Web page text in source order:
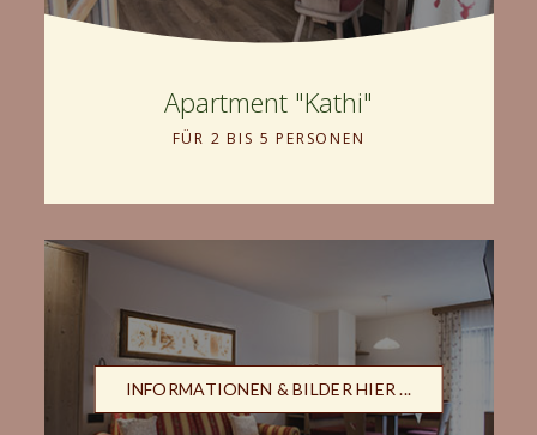
Apartment "Kathi"
FÜR 2 BIS 5 PERSONEN
INFORMATIONEN & BILDER HIER ...